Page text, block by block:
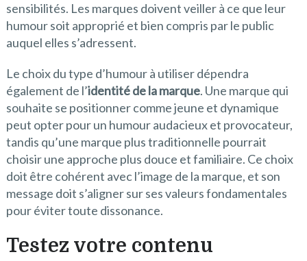
sensibilités. Les marques doivent veiller à ce que leur
humour soit approprié et bien compris par le public
auquel elles s’adressent.
Le choix du type d’humour à utiliser dépendra
également de l’identité de la marque. Une marque qui
souhaite se positionner comme jeune et dynamique
peut opter pour un humour audacieux et provocateur,
tandis qu’une marque plus traditionnelle pourrait
choisir une approche plus douce et familiaire. Ce choix
doit être cohérent avec l’image de la marque, et son
message doit s’aligner sur ses valeurs fondamentales
pour éviter toute dissonance.
Testez votre contenu